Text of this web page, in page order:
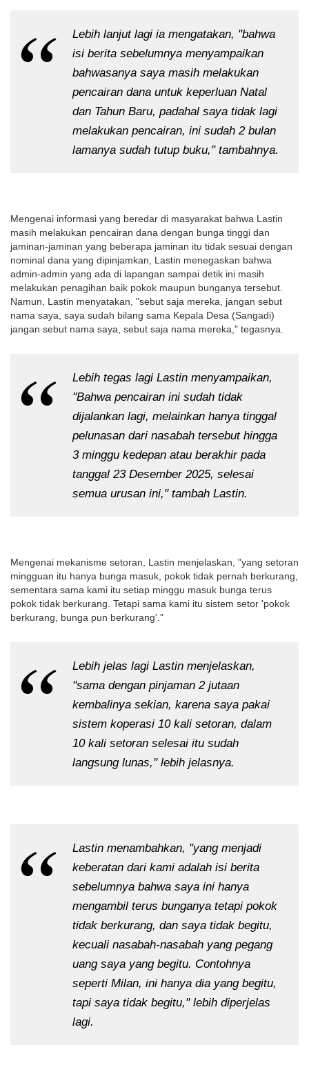
Lebih lanjut lagi ia mengatakan, "bahwa
isi berita sebelumnya menyampaikan
bahwasanya saya masih melakukan
pencairan dana untuk keperluan Natal
dan Tahun Baru, padahal saya tidak lagi
melakukan pencairan, ini sudah 2 bulan
lamanya sudah tutup buku," tambahnya.
Mengenai informasi yang beredar di masyarakat bahwa Lastin
masih melakukan pencairan dana dengan bunga tinggi dan
jaminan-jaminan yang beberapa jaminan itu tidak sesuai dengan
nominal dana yang dipinjamkan, Lastin menegaskan bahwa
admin-admin yang ada di lapangan sampai detik ini masih
melakukan penagihan baik pokok maupun bunganya tersebut.
Namun, Lastin menyatakan, "sebut saja mereka, jangan sebut
nama saya, saya sudah bilang sama Kepala Desa (Sangadi)
jangan sebut nama saya, sebut saja nama mereka," tegasnya.
Lebih tegas lagi Lastin menyampaikan,
"Bahwa pencairan ini sudah tidak
dijalankan lagi, melainkan hanya tinggal
pelunasan dari nasabah tersebut hingga
3 minggu kedepan atau berakhir pada
tanggal 23 Desember 2025, selesai
semua urusan ini," tambah Lastin.
Mengenai mekanisme setoran, Lastin menjelaskan, "yang setoran
mingguan itu hanya bunga masuk, pokok tidak pernah berkurang,
sementara sama kami itu setiap minggu masuk bunga terus
pokok tidak berkurang. Tetapi sama kami itu sistem setor 'pokok
berkurang, bunga pun berkurang'."
Lebih jelas lagi Lastin menjelaskan,
"sama dengan pinjaman 2 jutaan
kembalinya sekian, karena saya pakai
sistem koperasi 10 kali setoran, dalam
10 kali setoran selesai itu sudah
langsung lunas," lebih jelasnya.
Lastin menambahkan, "yang menjadi
keberatan dari kami adalah isi berita
sebelumnya bahwa saya ini hanya
mengambil terus bunganya tetapi pokok
tidak berkurang, dan saya tidak begitu,
kecuali nasabah-nasabah yang pegang
uang saya yang begitu. Contohnya
seperti Milan, ini hanya dia yang begitu,
tapi saya tidak begitu," lebih diperjelas
lagi.